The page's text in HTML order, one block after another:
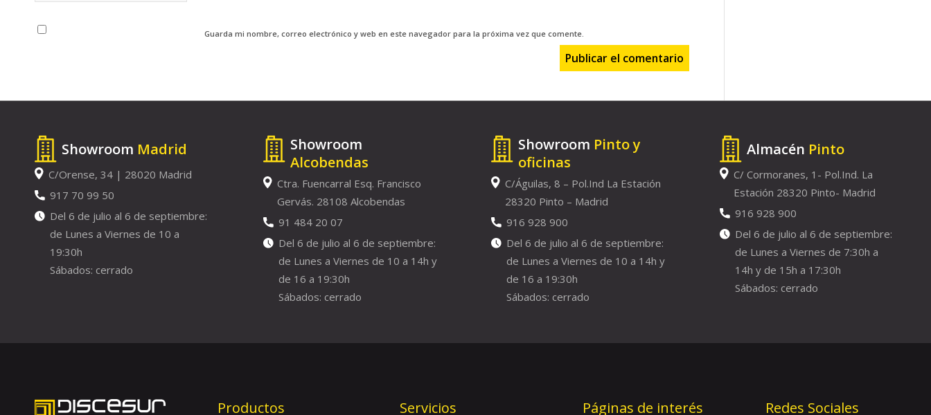
Guarda mi nombre, correo electrónico y web en este navegador para la próxima vez que comente.
Showroom Madrid
C/Orense, 34 | 28020 Madrid
917 70 99 50
Del 6 de julio al 6 de septiembre:
de Lunes a Viernes de 10 a
19:30h
Sábados: cerrado
Showroom
Alcobendas
Ctra. Fuencarral Esq. Francisco
Gervás. 28108 Alcobendas
91 484 20 07
Del 6 de julio al 6 de septiembre:
de Lunes a Viernes de 10 a 14h y
de 16 a 19:30h
Sábados: cerrado
Showroom Pinto y
oficinas
C/Águilas, 8 – Pol.Ind La Estación
28320 Pinto – Madrid
916 928 900
Del 6 de julio al 6 de septiembre:
de Lunes a Viernes de 10 a 14h y
de 16 a 19:30h
Sábados: cerrado
Almacén Pinto
C/ Cormoranes, 1- Pol.Ind. La
Estación 28320 Pinto- Madrid
916 928 900
Del 6 de julio al 6 de septiembre:
de Lunes a Viernes de 7:30h a
14h y de 15h a 17:30h
Sábados: cerrado
Productos Servicios Páginas de interés Redes Sociales